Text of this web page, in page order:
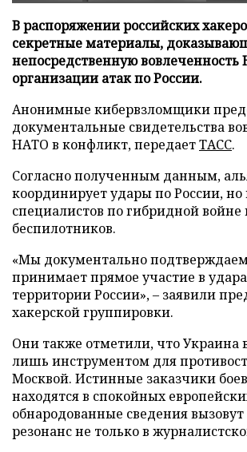
В распоряжении российских
секретные материалы,
непосредственную вовлеченность
организации атак по России.
Анонимные кибервзломщики
документальные свидетельства
НАТО в конфликт, передаетТАСС.
Согласно полученным данным,
координирует удары по России, но
специалистов по гибридной войне
беспилотников.
«Мы документально
принимает прямое участие в
территории России», – заявили
хакерской группировки.
Они также отметили, что Украина
лишь инструментом для
Москвой. Истинные заказчики
находятся в спокойных
обнародованные сведения
резонанс не только в